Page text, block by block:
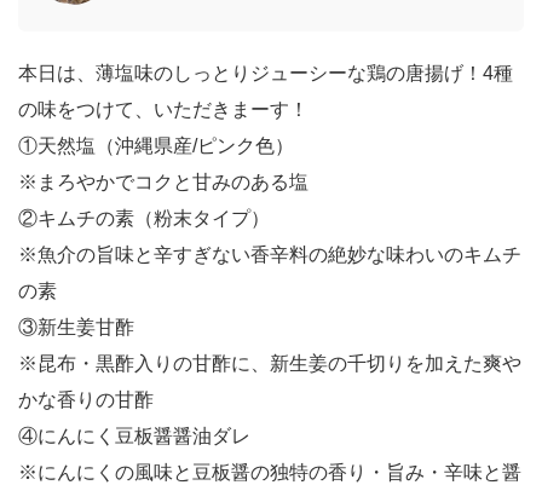
本日は、薄塩味のしっとりジューシーな鶏の唐揚げ！4種
の味をつけて、いただきまーす！
①天然塩（沖縄県産/ピンク色）
※まろやかでコクと甘みのある塩
②キムチの素（粉末タイプ）
※魚介の旨味と辛すぎない香辛料の絶妙な味わいのキムチ
の素
③新生姜甘酢
※昆布・黒酢入りの甘酢に、新生姜の千切りを加えた爽や
かな香りの甘酢
④にんにく豆板醤醤油ダレ
※にんにくの風味と豆板醤の独特の香り・旨み・辛味と醤